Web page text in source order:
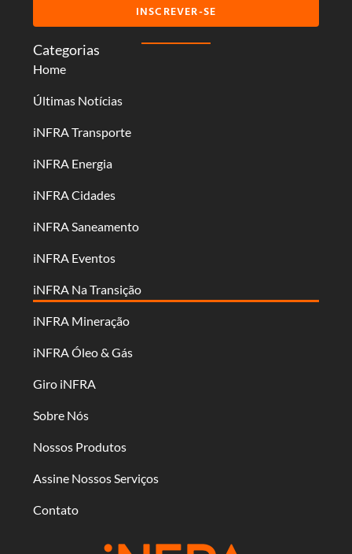
Categorias
Home
Últimas Notícias
iNFRA Transporte
iNFRA Energia
iNFRA Cidades
iNFRA Saneamento
iNFRA Eventos
iNFRA Na Transição
iNFRA Mineração
iNFRA Óleo & Gás
Giro iNFRA
Sobre Nós
Nossos Produtos
Assine Nossos Serviços
Contato
INSCREVER-SE